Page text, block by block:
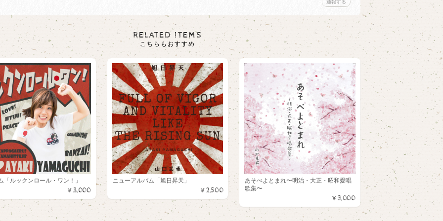
通報する
RELATED ITEMS
こちらもおすすめ
「ルックンロール・ワン！」
¥3,000
ニューアルバム「旭日昇天」
¥2,500
あそべよとまれ〜明治・大正・昭和愛唱
歌集〜
¥3,000